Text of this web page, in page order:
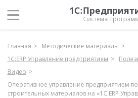
Система
Главная
Методические материалы
1С:ERP Управление предприятием
Видео
Оперативное управление предприятием
строительных материалов на «1С:ERP